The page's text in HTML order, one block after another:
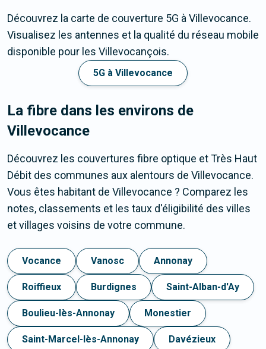
Découvrez la carte de couverture 5G à Villevocance.
Visualisez les antennes et la qualité du réseau mobile
disponible pour les Villevocançois.
5G à Villevocance
La fibre dans les environs de
Villevocance
Découvrez les couvertures fibre optique et Très Haut
Débit des communes aux alentours de Villevocance.
Vous êtes habitant de Villevocance ? Comparez les
notes, classements et les taux d'éligibilité des villes
et villages voisins de votre commune.
Vocance Vanosc Annonay
Roiffieux Burdignes Saint-Alban-d'Ay
Boulieu-lès-Annonay Monestier
Saint-Marcel-lès-Annonay Davézieux